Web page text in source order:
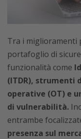
Tra i miglioramenti
portafoglio di
funzionalità come
(ITDR), strumenti
operative (OT) e
di vulnerabilità.
entrambe
presenza sul